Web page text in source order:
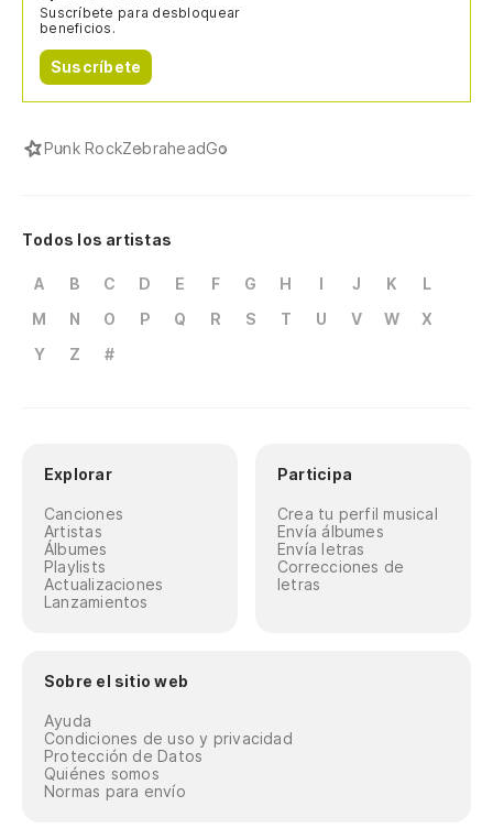
Suscríbete para desbloquear
beneficios.
Suscríbete
Punk RockZebraheadGo
Todos los artistas
A B C D E F G H I J K
L
M
N O P Q R S T U V W
X
Y
Z #
Explorar
Canciones
Artistas
Álbumes
Playlists
Actualizaciones
Lanzamientos
Participa
Crea tu perfil musical
Envía álbumes
Envía letras
Correcciones de
letras
Sobre el sitio web
Ayuda
Condiciones de uso y privacidad
Protección de Datos
Quiénes somos
Normas para envío